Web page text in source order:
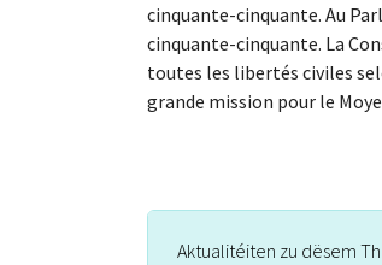
cinquante-cinquante. Au
cinquante-cinquante. La
toutes les libertés civiles
grande mission pour le
Aktualitéiten zu dësem